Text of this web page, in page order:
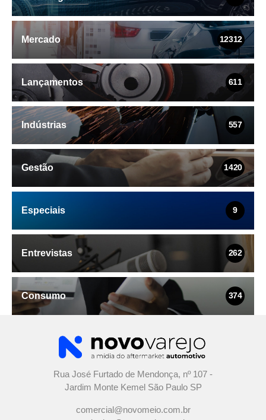
Mercado 12312
Lançamentos 611
Indústrias 557
Gestão 1420
Especiais 9
Entrevistas 262
Consumo 374
Rua José Furtado de Mendonça, nº 107 -
Jardim Monte Kemel São Paulo SP
comercial@novomeio.com.br